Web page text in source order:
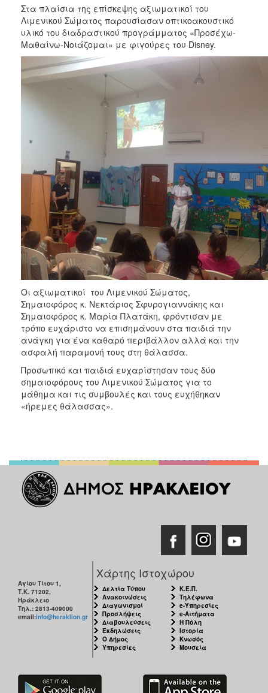
2006
ΤΟΠΟΣ
ΑΝΘΕΚΤΙΚΗ
Στα πλαίσια της επίσκεψης αξιωματικοί του
Λιμενικού Σώματος παρουσίασαν οπτικοακουστικό
υλικό του διαδραστικού προγράμματος «Προσέχω-
Μαθαίνω-Νοιάζομαι» με φιγούρες του Disney.
Οι αξιωματικοί του Λιμενικού Σώματος,
Σημαιοφόρος κ. Νεκτάριος Σφυρογιαννάκης και
Σημαιοφόρος κ. Μαρία Πλατάκη, φρόντισαν με
τρόπο ευχάριστο να επισημάνουν στα παιδιά την
ανάγκη για ένα καθαρό περιβάλλον αλλά και την
ασφαλή παραμονή τους στη θάλασσα.
Προσωπικό και παιδιά ευχαρίστησαν τους δύο
σημαιοφόρους του Λιμενικού Σώματος για το
μάθημα και τις συμβουλές και τους ευχήθηκαν
«ήρεμες θάλασσας».
Αγίου Τίτου 1,
Τ.Κ. 71202,
Ηράκλειο
Τηλ.: 2813-409000
email:info@heraklion.gr
Χάρτης Ιστοχώρου
Δελτία Τύπου
Ανακοινώσεις
Διαγωνισμοί
Προσλήψεις
Διαβουλεύσεις
Εκδηλώσεις
Ο Δήμος
Υπηρεσίες
Κ.Ε.Π.
Τηλέφωνα
e-Υπηρεσίες
e-Αιτήματα
Η Πόλη
Ιστορία
Κνωσός
Μουσεία